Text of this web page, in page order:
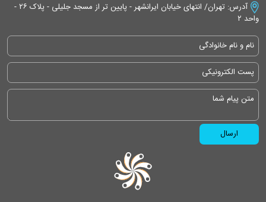
آدرس: تهران/ انتهای خیابان ایرانشهر - پایین تر از مسجد جلیلی - پلاک ۲۶ -
واحد ۲